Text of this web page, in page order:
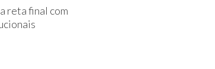
reta final com